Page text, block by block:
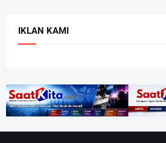
IKLAN KAMI